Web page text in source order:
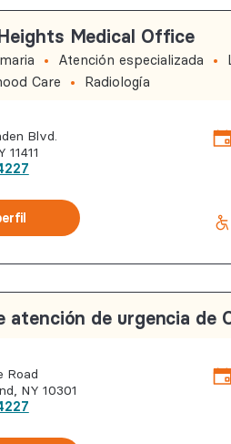
Medical Office
Atención especializada
Care
Radiología
Blvd.
11411
atención de urgencia de
Road
, NY 10301